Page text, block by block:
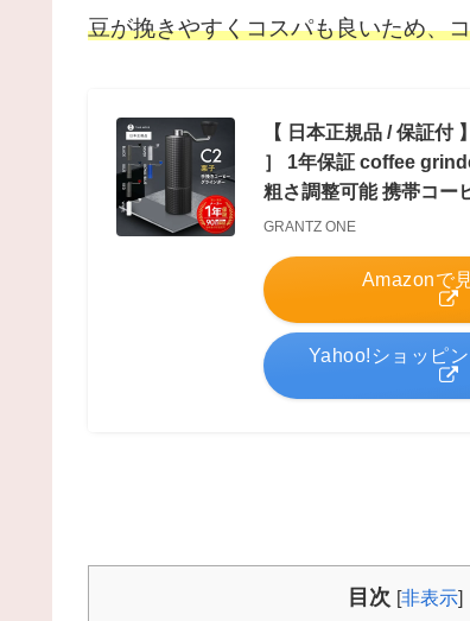
豆が挽きやすくコスパも良いため、
【 日本正規品 / 保証付
］ 1年保証 coffee
粗さ調整可能 携帯コー
GRANTZ ONE
Amazonで
Yahoo!ショッピ
目次 [非表示]